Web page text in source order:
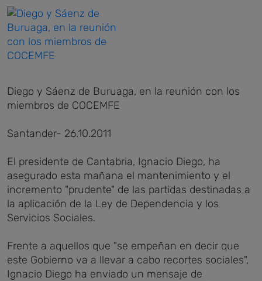
Diego y Sáenz de Buruaga, en la reunión con los
miembros de COCEMFE
Santander- 26.10.2011
El presidente de Cantabria, Ignacio Diego, ha
asegurado esta mañana el mantenimiento y el
incremento "prudente" de las partidas destinadas a
la aplicación de la Ley de Dependencia y los
Servicios Sociales.
Frente a aquellos que "se empeñan en decir que
este Gobierno va a llevar a cabo recortes sociales",
Ignacio Diego ha enviado un mensaje de